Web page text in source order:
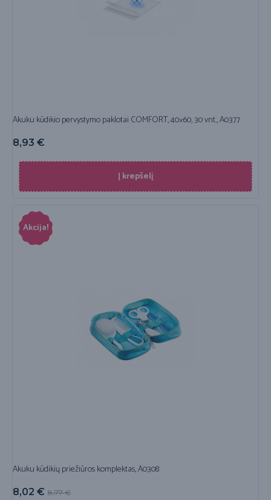
Akuku kūdikio pervystymo paklotai COMFORT, 40×60, 30 vnt., A0377
8,93 €
Į krepšelį
Akcija!
Akuku kūdikių priežiūros komplektas, A0308
8,77€
8,02 €